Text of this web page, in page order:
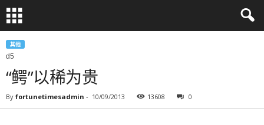
其他
d5
“鳄”以稀为贵
By fortunetimesadmin - 10/09/2013 13608 0